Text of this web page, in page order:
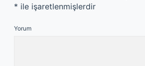
* ile işaretlenmişlerdir
Yorum